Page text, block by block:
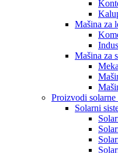
Mašina za
Mašina za
Proizvodi solarne
Solarni